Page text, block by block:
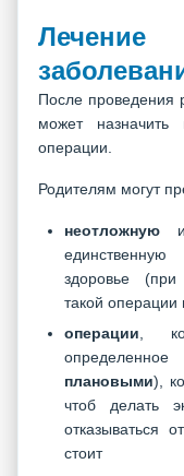
Лечение
После проведения
может назначить
операции.
Родителям могут
неотложную
единственную
здоровье
такой операции
операции ,
плановыми),
чтоб делать
отказываться
стоит